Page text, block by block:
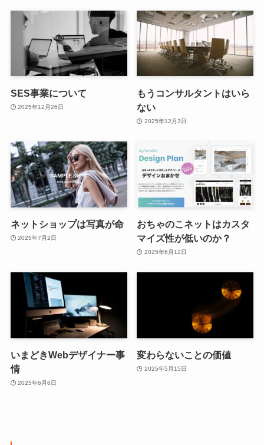
SES事業について
2025年12月26日
もうコンサルタントはいら
ない
2025年12月3日
ネットショップは写真が命
2025年7月2日
おちゃのこネットはカスタ
マイズ性が低いのか？
2025年6月12日
いまどきWebデザイナー事
情
2025年6月6日
変わらないことの価値
2025年5月15日